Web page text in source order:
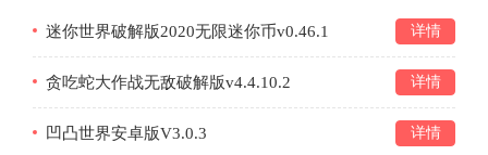
迷你世界破解版2020无限迷你币v0.46.1 详情
贪吃蛇大作战无敌破解版v4.4.10.2 详情
凹凸世界安卓版V3.0.3 详情